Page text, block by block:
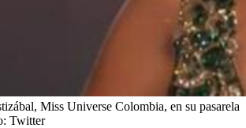
Miss Universe Colombia, en su pasarela
Twitter